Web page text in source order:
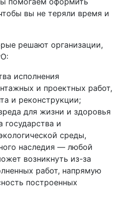
вы не теряли время и
решают организации,
исполнения
и проектных работ,
и реконструкции;
для жизни и здоровья
и
среды,
наследия — любой
возникнуть из-за
работ, напрямую
построенных